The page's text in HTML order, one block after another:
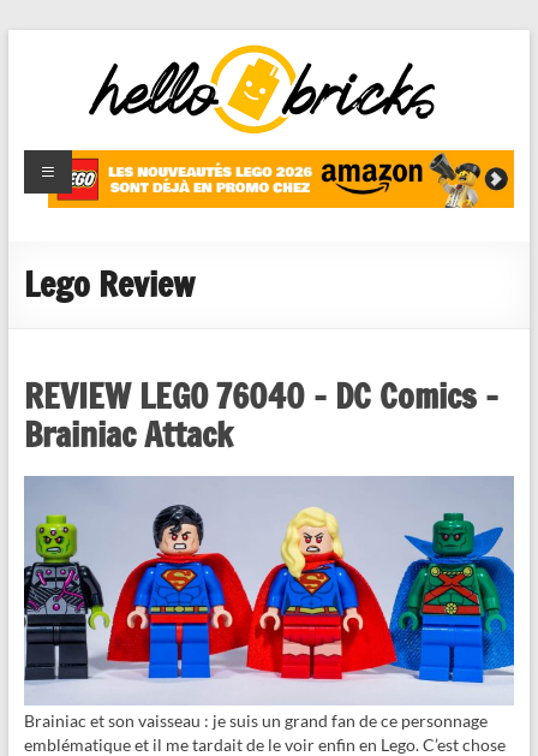
HelloBricks
Blog LEGO,
nouveaut�s
reviews
Lego Review
REVIEW LEGO 76040 – DC Comics –
Brainiac Attack
Brainiac et son vaisseau : je suis un grand fan de ce personnage
emblématique et il me tardait de le voir enfin en Lego. C’est chose